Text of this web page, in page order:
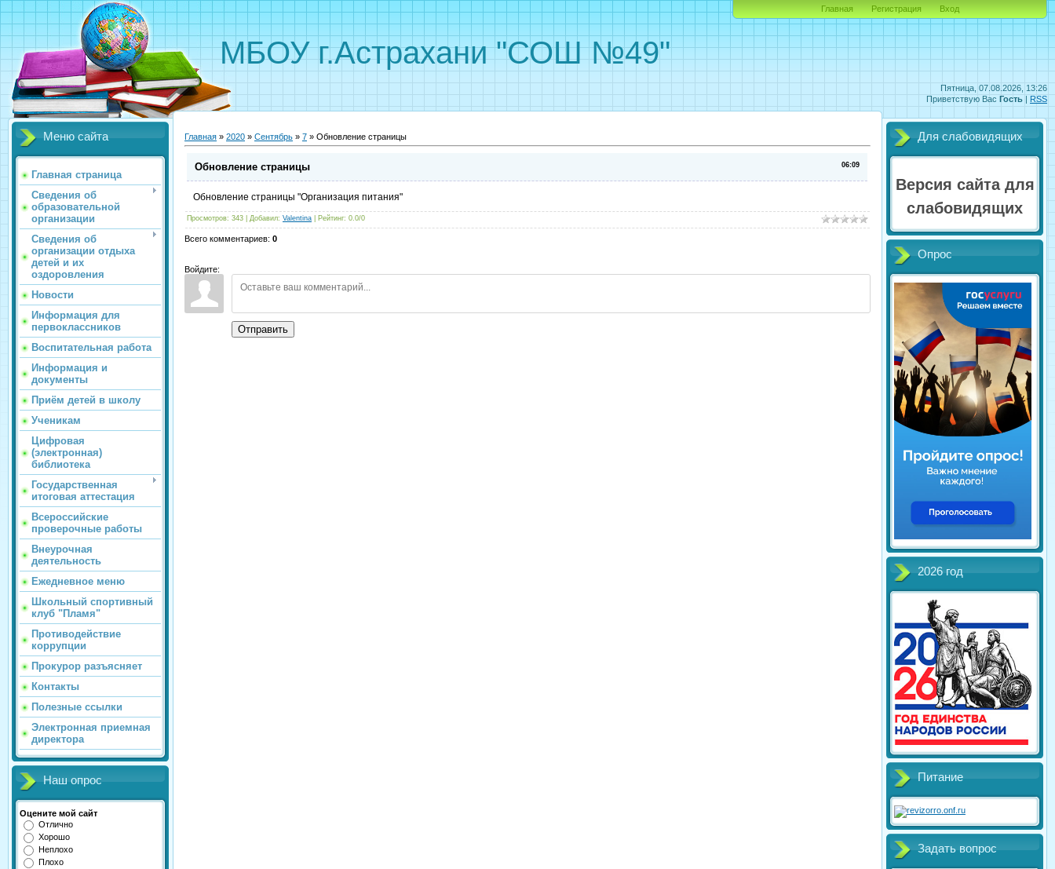
Пятница, 07.08.2026, 13:26
Приветствую Вас Гость | RSS
МБОУ г.Астрахани "СОШ №49"
Главная Регистрация Вход
Меню сайта
Главная страница
Сведения об
образовательной
организации
Сведения об
организации отдыха
детей и их
оздоровления
Новости
Информация для
первоклассников
Воспитательная работа
Информация и
документы
Приём детей в школу
Ученикам
Цифровая
(электронная)
библиотека
Государственная
итоговая аттестация
Всероссийские
проверочные работы
Внеурочная
деятельность
Ежедневное меню
Школьный спортивный
клуб "Пламя"
Противодействие
коррупции
Прокурор разъясняет
Контакты
Полезные ссылки
Электронная приемная
директора
Наш опрос
Оцените мой сайт
Отлично
Хорошо
Неплохо
Плохо
Главная » 2020 » Сентябрь » 7 » Обновление страницы
06:09
Обновление страницы
Обновление страницы "Организация питания"
Просмотров: 343 Добавил: Valentina Рейтинг: 0.0/0
Всего комментариев: 0
Войдите:
Отправить
Для слабовидящих
Версия сайта для
слабовидящих
Опрос
2026 год
Питание
Задать вопрос